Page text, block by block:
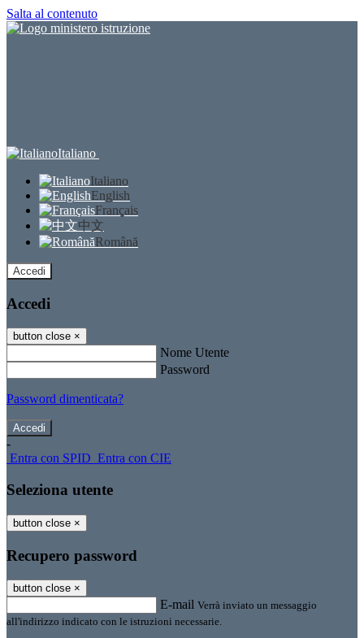
Salta al contenuto
Italiano
Italiano
English
Français
中文
Română
Accedi
Accedi
button close ×
Nome Utente
Password
Password dimenticata?
-
Entra con SPID Entra con CIE
Seleziona utente
button close ×
Recupero password
button close ×
E-mail Verrà inviato un messaggio
all'indirizzo indicato con le istruzioni necessarie.